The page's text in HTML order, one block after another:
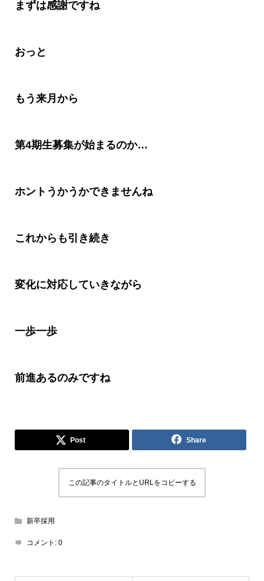
まずは感謝ですね
おっと
もう来月から
第4期生募集が始まるのか…
ホントうかうかできませんね
これからも引き続き
変化に対応していきながら
一歩一歩
前進あるのみですね
Post Share
この記事のタイトルとURLをコピーする
新卒採用
コメント: 0